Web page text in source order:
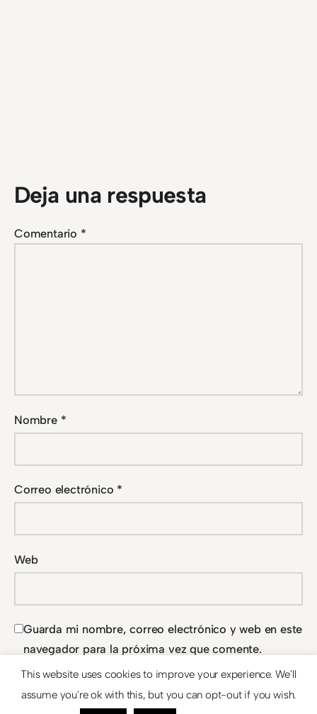
Deja una respuesta
Comentario *
Nombre *
Correo electrónico *
Web
Guarda mi nombre, correo electrónico y web en este
navegador para la próxima vez que comente.
This website uses cookies to improve your experience. We'll
assume you're ok with this, but you can opt-out if you wish.